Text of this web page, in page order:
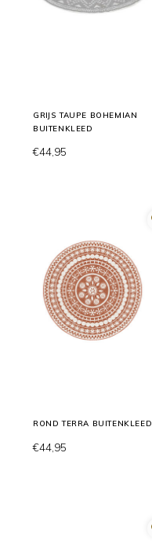
GRIJS TAUPE BOHEMIAN
BUITENKLEED
€44,95
ROND TERRA BUITENKLEED
€44,95